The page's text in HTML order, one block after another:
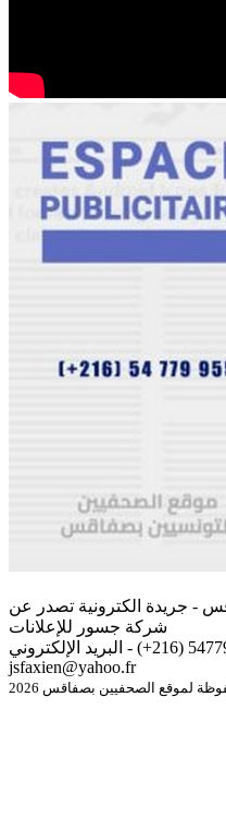
- جريدة الكترونية تصدر عن
شركة جسور للإعلانات
للإتصال أو نشر الردود الهاتف 54779966 (216+) - البريد الإلكتروني
jsfaxien@yahoo.fr
لموقع الصحفيين بصفاقس 2026